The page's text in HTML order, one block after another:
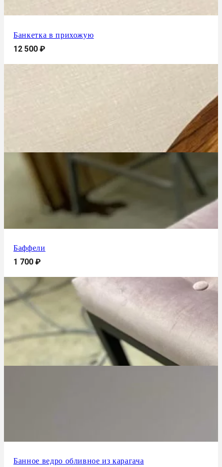
Банкетка в прихожую
12 500₽
Баффели
1 700₽
Банное ведро обливное из карагача